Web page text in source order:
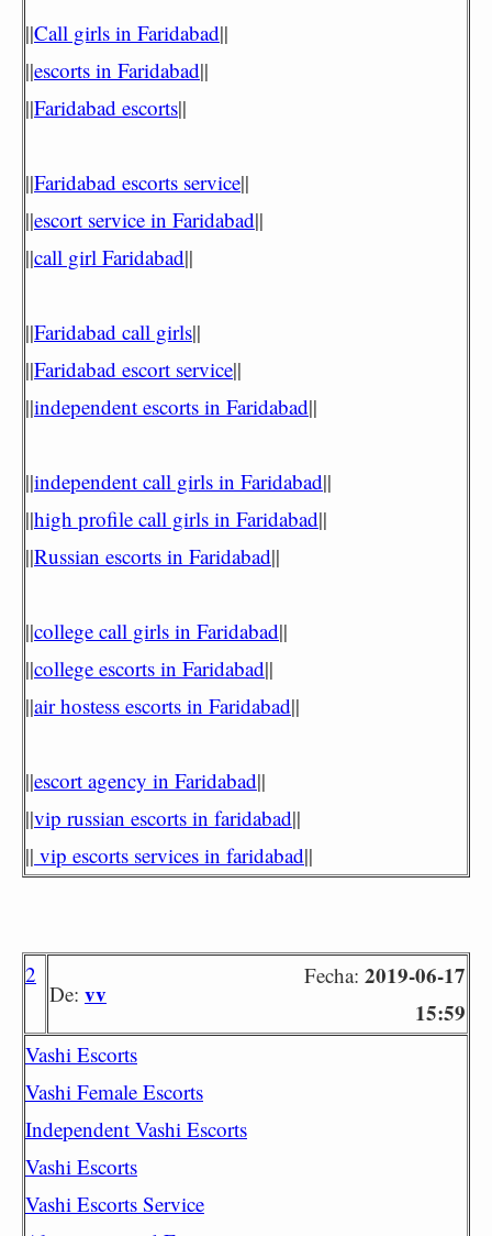
||Call girls in Faridabad||
||escorts in Faridabad||
||Faridabad escorts||
||Faridabad escorts service||
||escort service in Faridabad||
||call girl Faridabad||
||Faridabad call girls||
||Faridabad escort service||
||independent escorts in Faridabad||
||independent call girls in Faridabad||
||high profile call girls in Faridabad||
||Russian escorts in Faridabad||
||college call girls in Faridabad||
||college escorts in Faridabad||
||air hostess escorts in Faridabad||
||escort agency in Faridabad||
||vip russian escorts in faridabad||
|| vip escorts services in faridabad||
2
De: vv
Fecha: 2019-06-17
15:59
Vashi Escorts
Vashi Female Escorts
Independent Vashi Escorts
Vashi Escorts
Vashi Escorts Service